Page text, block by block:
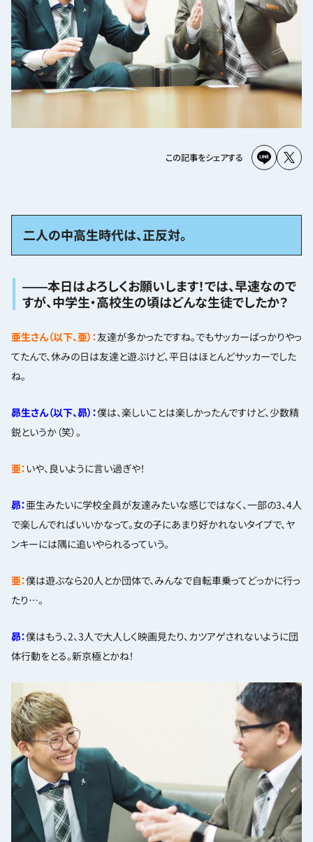
この記事をシェアする
二人の中高生時代は、正反対。
――本日はよろしくお願いします！では、早速なので
すが、中学生・高校生の頃はどんな生徒でしたか？
亜生さん（以下、亜）：友達が多かったですね。でもサッカーばっかりやっ
てたんで、休みの日は友達と遊ぶけど、平日はほとんどサッカーでした
ね。
昴生さん（以下、昴）：僕は、楽しいことは楽しかったんですけど、少数精
鋭というか（笑）。
亜：いや、良いように言い過ぎや！
昴：亜生みたいに学校全員が友達みたいな感じではなく、一部の3、4人
で楽しんでればいいかなって。女の子にあまり好かれないタイプで、ヤ
ンキーには隅に追いやられるっていう。
亜：僕は遊ぶなら20人とか団体で、みんなで自転車乗ってどっかに行っ
たり…。
昴：僕はもう、2、3人で大人しく映画見たり、カツアゲされないように団
体行動をとる。新京極とかね！